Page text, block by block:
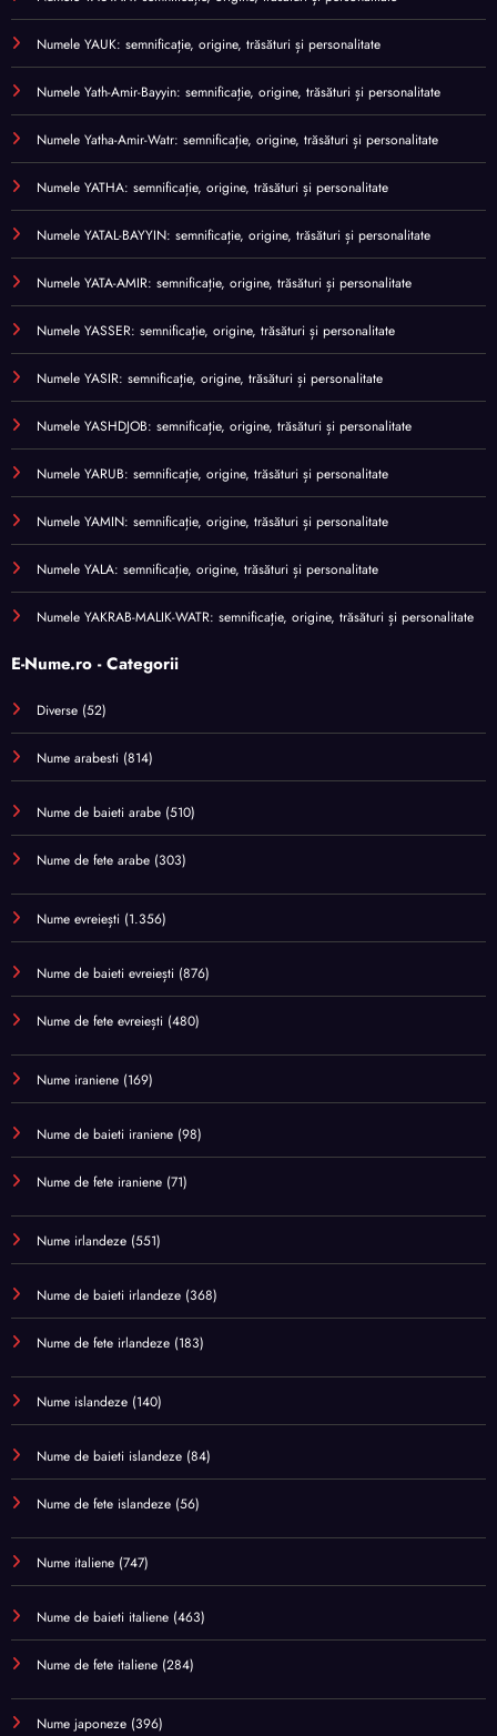
Numele YAUK: semnificație, origine, trăsături și personalitate
Numele Yath-Amir-Bayyin: semnificație, origine, trăsături și personalitate
Numele Yatha-Amir-Watr: semnificație, origine, trăsături și personalitate
Numele YATHA: semnificație, origine, trăsături și personalitate
Numele YATAL-BAYYIN: semnificație, origine, trăsături și personalitate
Numele YATA-AMIR: semnificație, origine, trăsături și personalitate
Numele YASSER: semnificație, origine, trăsături și personalitate
Numele YASIR: semnificație, origine, trăsături și personalitate
Numele YASHDJOB: semnificație, origine, trăsături și personalitate
Numele YARUB: semnificație, origine, trăsături și personalitate
Numele YAMIN: semnificație, origine, trăsături și personalitate
Numele YALA: semnificație, origine, trăsături și personalitate
Numele YAKRAB-MALIK-WATR: semnificație, origine, trăsături și personalitate
E-Nume.ro - Categorii
Diverse (52)
Nume arabesti (814)
Nume de baieti arabe (510)
Nume de fete arabe (303)
Nume evreiești (1.356)
Nume de baieti evreiești (876)
Nume de fete evreiești (480)
Nume iraniene (169)
Nume de baieti iraniene (98)
Nume de fete iraniene (71)
Nume irlandeze (551)
Nume de baieti irlandeze (368)
Nume de fete irlandeze (183)
Nume islandeze (140)
Nume de baieti islandeze (84)
Nume de fete islandeze (56)
Nume italiene (747)
Nume de baieti italiene (463)
Nume de fete italiene (284)
Nume japoneze (396)